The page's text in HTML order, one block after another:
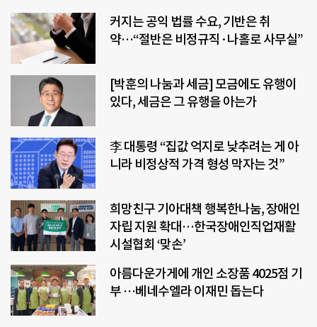
커지는 공익 법률 수요, 기반은 취
약…“절반은 비정규직·나홀로 사무실”
[박훈의 나눔과 세금] 모금에도 유행이
있다, 세금은 그 유행을 아는가
李 대통령 “집값 억지로 낮추려는 게 아
니라 비정상적 가격 형성 막자는 것”
희망친구 기아대책 행복한나눔, 장애인
자립 지원 확대…한국장애인직업재활
시설협회 ‘맞손’
아름다운가게에 개인 소장품 4025점 기
부 …베네수엘라 이재민 돕는다